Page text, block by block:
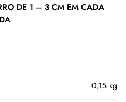
DE 1 – 3 CM EM CADA
0,15 kg